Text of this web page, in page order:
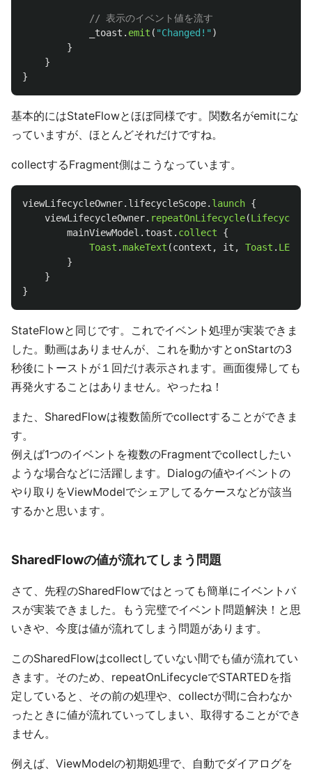
// 表示のイベント値を流す
_toast . emit ( "Changed!" )
}
}
}
基本的にはStateFlowとほぼ同様です。関数名がemitにな
っていますが、ほとんどそれだけですね。
collectするFragment側はこうなっています。
viewLifecycleOwner. lifecycleScope. launch {
viewLifecycleOwner. repeatOnLifecycle(Lifecycle
mainViewModel . toast . collect
{
Toast .makeText (context , it , Toast .
}
}
}
StateFlowと同じです。これでイベント処理が実装できま
した。動画はありませんが、これを動かすとonStartの3
秒後にトーストが１回だけ表示されます。画面復帰しても
再発火することはありません。やったね！
また、SharedFlowは複数箇所でcollectすることができま
す。
例えば1つのイベントを複数のFragmentでcollectしたい
ような場合などに活躍します。Dialogの値やイベントの
やり取りをViewModelでシェアしてるケースなどが該当
するかと思います。
SharedFlowの値が流れてしまう問題
さて、先程のSharedFlowではとっても簡単にイベントバ
スが実装できました。もう完璧でイベント問題解決！と思
いきや、今度は値が流れてしまう問題があります。
このSharedFlowはcollectしていない間でも値が流れてい
きます。そのため、repeatOnLifecycleでSTARTEDを指
定していると、その前の処理や、collectが間に合わなか
ったときに値が流れていってしまい、取得することができ
ません。
例えば、ViewModelの初期処理で、自動でダイアログを